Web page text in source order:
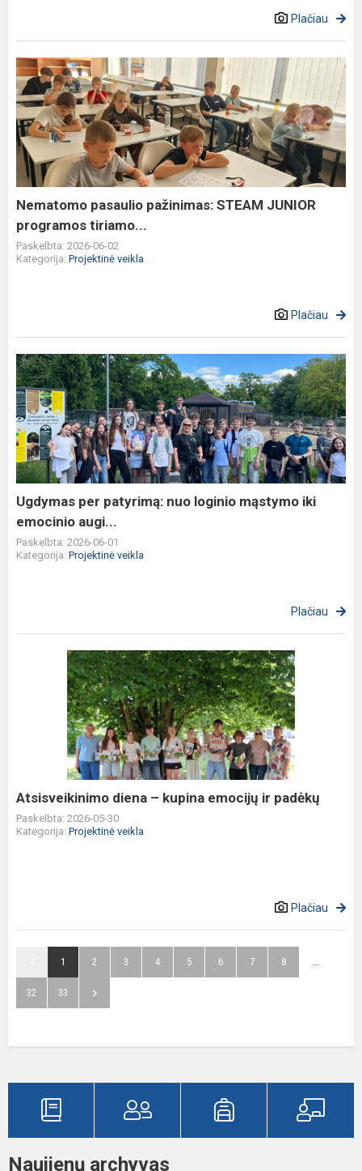
Plačiau
Nematomo
pasaulio
pažinimas:
STEAM
JUNIOR
programos
tiriamo...
Nematomo pasaulio pažinimas: STEAM JUNIOR
programos tiriamo...
Paskelbta: 2026-06-02
Kategorija: Projektinė veikla
Plačiau
Ugdymas
per
patyrimą:
nuo
loginio
mąstymo
iki
emocinio
augi...
Ugdymas per patyrimą: nuo loginio mąstymo iki
emocinio augi...
Paskelbta: 2026-06-01
Kategorija: Projektinė veikla
Plačiau
Atsisveikinimo
Atsisveikinimo diena – kupina emocijų ir padėkų
Paskelbta: 2026-05-30
Kategorija: Projektinė veikla
Plačiau
1 2 3 4 5 6 7 8 ...
32 33
Naujienų archyvas